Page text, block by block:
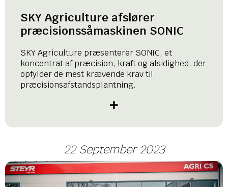
SKY Agriculture afslører
præcisionssåmaskinen SONIC
SKY Agriculture præsenterer SONIC, et
koncentrat af præcision, kraft og alsidighed, der
opfylder de mest krævende krav til
præcisionsafstandsplantning.
22 September 2023